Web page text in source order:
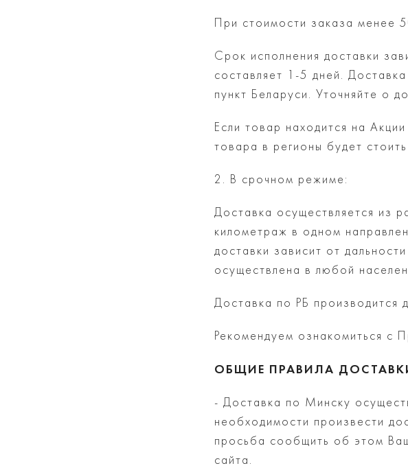
При стоимости заказа менее
Срок исполнения доставки
составляет 1-5 дней.
пункт Беларуси. Уточняйте о
Если товар находится на
товара в регионы будет
2. В срочном режиме:
Доставка осуществляется из
километраж в одном
доставки зависит от
осуществлена в любой
Доставка по РБ производится
Рекомендуем ознакомиться с
ОБЩИЕ ПРАВИЛА
- Доставка по Минску
необходимости произвести
просьба сообщить об этом
сайта.